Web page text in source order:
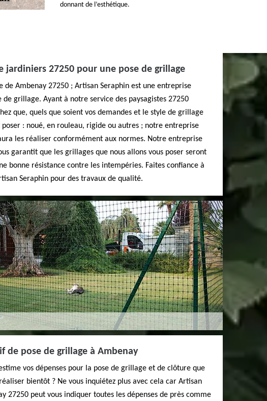
donnant de l’esthétique.
jardiniers 27250 pour une pose de grillage
de Ambenay 27250 ; Artisan Seraphin est une entreprise
de grillage. Ayant à notre service des paysagistes 27250
que, quels que soient vos demandes et le style de grillage
poser : noué, en rouleau, rigide ou autres ; notre entreprise
les réaliser conformément aux normes. Notre entreprise
garantit que les grillages que nous allons vous poser seront
bonne résistance contre les intempéries. Faites confiance à
Seraphin pour des travaux de qualité.
de pose de grillage à Ambenay
vos dépenses pour la pose de grillage et de clôture que
bientôt ? Ne vous inquiétez plus avec cela car Artisan
27250 peut vous indiquer toutes les dépenses de près comme